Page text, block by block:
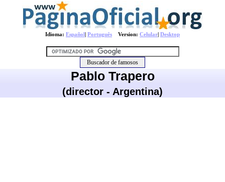
Idioma: Español| Português Version: Celular| Desktop
Pablo Trapero
(director - Argentina)